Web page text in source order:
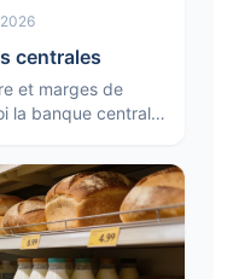
centrales
et marges de
la banque centrale